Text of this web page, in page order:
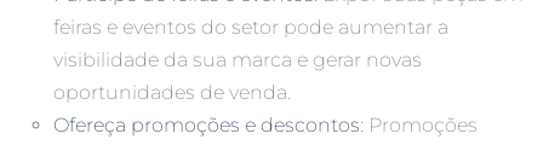
feiras e eventos do setor pode aumentar a
visibilidade da sua marca e gerar novas
oportunidades de venda.
Ofereça promoções e descontos: Promoções